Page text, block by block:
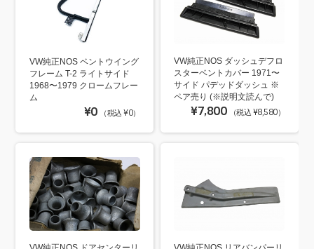
VW純正NOS ベントウイング
フレーム T-2 ライトサイド
1968〜1979 クロームフレー
ム
¥0 （税込 ¥0）
VW純正NOS ダッシュデフロ
スターベントカバー 1971〜
サイド パデッドダッシュ ※
ペア売り (※説明文読んで)
¥7,800 （税込 ¥8,580）
VW純正NOS ドアセンターリ
VW純正NOS リアバンパーリ